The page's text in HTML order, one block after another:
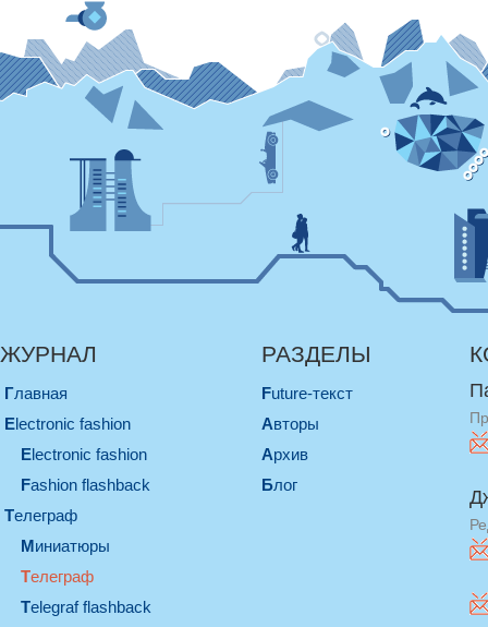
ЖУРНАЛ
Главная
electronic fashion
electronic fashion
Fashion flashback
телеграф
миниатюры
телеграф
Telegraf flashback
РАЗДЕЛЫ
Future-текст
Авторы
Архив
Блог